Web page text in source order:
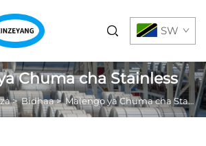
SW
Chuma cha Stainless
>Bidhaa>Malengo ya Chuma cha Stainless